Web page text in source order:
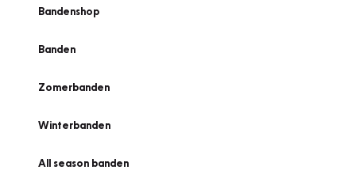
Bandenshop
Banden
Zomerbanden
Winterbanden
All season banden